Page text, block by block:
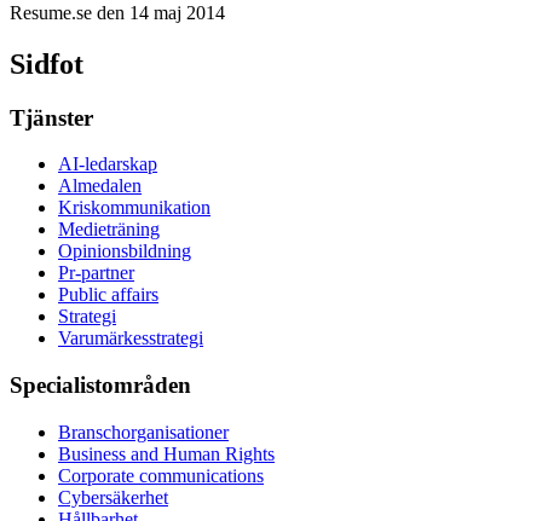
Resume.se den 14 maj 2014
Sidfot
Tjänster
AI-ledarskap
Almedalen
Kris­kommunikation
Medieträning
Opinionsbildning
Pr-partner
Public affairs
Strategi
Varumärkesstrategi
Specialistområden
Branschorganisationer
Business and Human Rights
Corporate communications
Cybersäkerhet